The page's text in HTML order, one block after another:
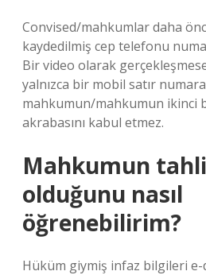
Convised/mahkumlar daha
kaydedilmiş cep telefonu
Bir video olarak
yalnızca bir mobil satır
mahkumun/mahkumun ikinci
akrabasını kabul etmez.
Mahkumun
olduğunu nasıl
öğrenebilirim?
Hüküm giymiş infaz bilgileri e-